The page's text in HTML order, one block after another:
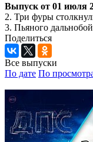
Выпуск от 01 июля
2. Три фуры
3. Пьяного
Поделиться
Все выпуски
По дате По